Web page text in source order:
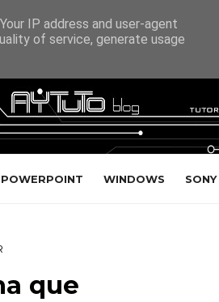
POWERPOINT WINDOWS
que
IP address and user-agent
of service, generate usage